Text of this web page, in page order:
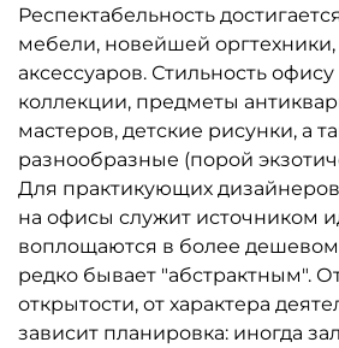
Респектабельность
мебели, новейшей
аксессуаров. Стильность
коллекции, предметы
мастеров, детские рисунки, а
разнообразные (порой
Для практикующих
на офисы служит источником
воплощаются в более
редко бывает "абстрактным".
открытости, от характера
зависит планировка: иногда